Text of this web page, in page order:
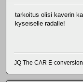
tarkoitus olisi kaverin
kyseiselle radalle!
JQ The CAR E-